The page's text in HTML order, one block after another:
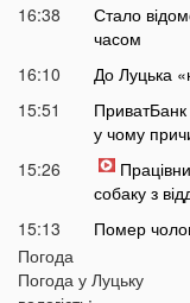
16:38
Стало
часом
16:10
До Луцька
15:51
ПриватБанк
у чому
15:26
собаку з
15:13
Помер
14:45
закінчення
Погода
Погода у Луцьку